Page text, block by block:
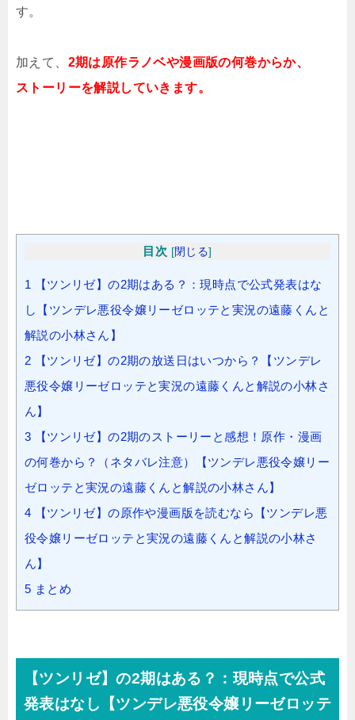
す。
加えて、 2期は原作ラノベや漫画版の何巻からか、
ストーリーを解説していきます。
目次 [閉じる]
1 【ツンリゼ】の2期はある？：現時点で公式発表はな
し【ツンデレ悪役令嬢リーゼロッテと実況の遠藤くんと
解説の小林さん】
2 【ツンリゼ】の2期の放送日はいつから？【ツンデレ
悪役令嬢リーゼロッテと実況の遠藤くんと解説の小林さ
ん】
3 【ツンリゼ】の2期のストーリーと感想！原作・漫画
の何巻から？（ネタバレ注意）【ツンデレ悪役令嬢リー
ゼロッテと実況の遠藤くんと解説の小林さん】
4 【ツンリゼ】の原作や漫画版を読むなら【ツンデレ悪
役令嬢リーゼロッテと実況の遠藤くんと解説の小林さ
ん】
5 まとめ
【ツンリゼ】の2期はある？：現時点で公式
発表はなし【ツンデレ悪役令嬢リーゼロッテ